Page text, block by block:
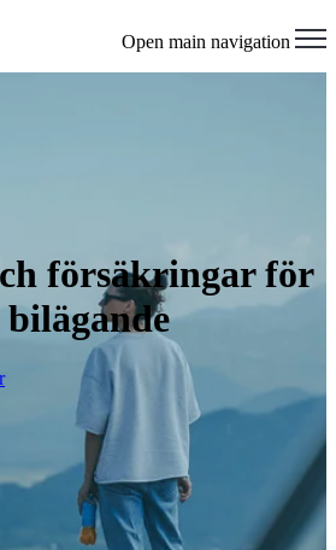
Open main navigation
försäkringar för